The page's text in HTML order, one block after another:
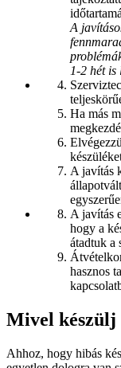
A
1-2 hét is
Ha más
A javítás
A javítás
hogy a
átadtuk a
hasznos
Mivel készülj
Ahhoz, hogy hibás